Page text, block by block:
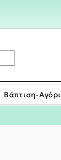
Βάπτιση-Αγόρι